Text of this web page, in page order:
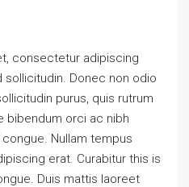
consectetur adipiscing
Donec non odio
purus, quis rutrum
bibendum orci ac nibh
Nullam tempus
erat. Curabitur this is
Duis mattis laoreet